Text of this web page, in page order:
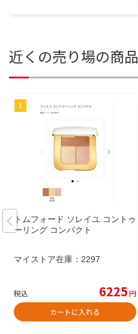
近くの売り場の商品
トムフォード ソレイユ コントゥ
ーリング コンパクト
マイストア在庫： 2297
税込 6225円
カートに入れる